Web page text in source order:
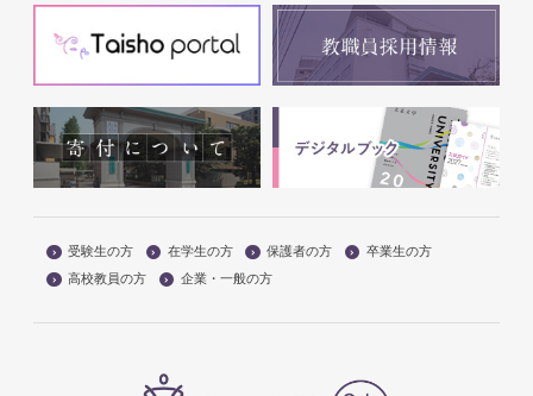
受験生の方 在学生の方 保護者の方
卒業生の方
高校教員の方
企業・一般の方